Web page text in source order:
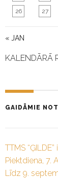
« JAN
26 27
KALENDĀRĀ
GAIDĀMIE
TTMS
Piektdiena, 7.
Līdz 9.